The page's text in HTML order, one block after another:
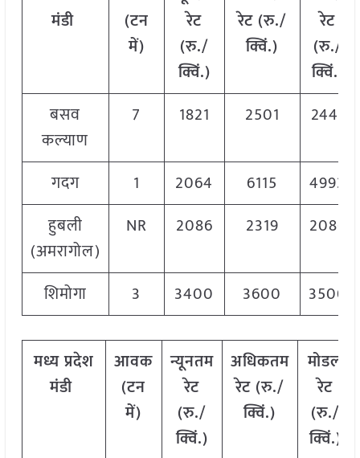
मंडी
(टन
में)
रेट
(रु./
क्विं.)
रेट (रु./
क्विं.)
रेट
(रु./
क्विं.)
बसव
कल्याण
7 1821 2501 2441
गदग 1 2064 6115
4993
हुबली
(अमरागोल)
NR 2086 2319 2086
शिमोगा 3 3400 3600 3500
मध्यप्रदेश
मंडी
आवक
(टन
में)
न्यूनतम
रेट
(रु./
क्विं.)
अधिकतम
रेट (रु./
क्विं.)
मोडल
रेट
(रु./
क्विं.)